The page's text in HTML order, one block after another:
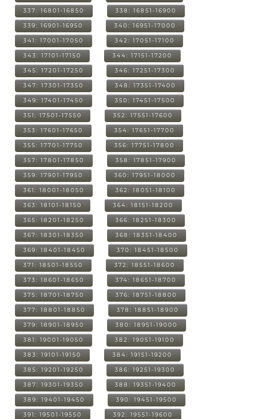
337: 16801-16850 338: 16851-16900
339: 16901-16950 340: 16951-17000
341: 17001-17050 342: 17051-17100
343: 17101-17150 344: 17151-17200
345: 17201-17250 346: 17251-17300
347: 17301-17350 348: 17351-17400
349: 17401-17450 350: 17451-17500
351: 17501-17550 352: 17551-17600
353: 17601-17650 354: 17651-17700
355: 17701-17750 356: 17751-17800
357: 17801-17850 358: 17851-17900
359: 17901-17950 360: 17951-18000
361: 18001-18050 362: 18051-18100
363: 18101-18150 364: 18151-18200
365: 18201-18250 366: 18251-18300
367: 18301-18350 368: 18351-18400
369: 18401-18450 370: 18451-18500
371: 18501-18550 372: 18551-18600
373: 18601-18650 374: 18651-18700
375: 18701-18750 376: 18751-18800
377: 18801-18850 378: 18851-18900
379: 18901-18950 380: 18951-19000
381: 19001-19050 382: 19051-19100
383: 19101-19150 384: 19151-19200
385: 19201-19250 386: 19251-19300
387: 19301-19350 388: 19351-19400
389: 19401-19450 390: 19451-19500
391: 19501-19550 392: 19551-19600